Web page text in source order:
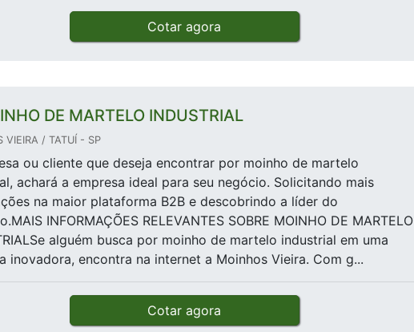
Cotar agora
DE MARTELO INDUSTRIAL
VIEIRA / TATUÍ - SP
ou cliente que deseja encontrar por moinho de martelo
achará a empresa ideal para seu negócio. Solicitando mais
na maior plataforma B2B e descobrindo a líder do
INFORMAÇÕES RELEVANTES SOBRE MOINHO DE MARTELO
alguém busca por moinho de martelo industrial em uma
inovadora, encontra na internet a Moinhos Vieira. Com g...
Cotar agora